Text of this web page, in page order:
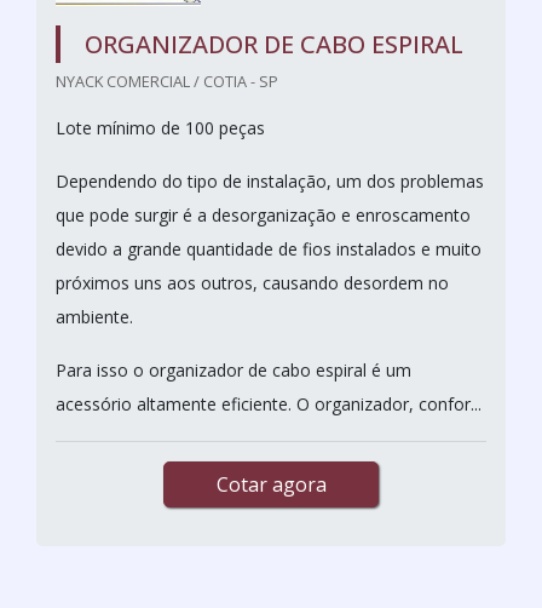
ORGANIZADOR DE CABO ESPIRAL
NYACK COMERCIAL / COTIA - SP
Lote mínimo de 100 peças
Dependendo do tipo de instalação, um dos problemas
que pode surgir é a desorganização e enroscamento
devido a grande quantidade de fios instalados e muito
próximos uns aos outros, causando desordem no
ambiente.
Para isso o organizador de cabo espiral é um
acessório altamente eficiente. O organizador, confor...
Cotar agora